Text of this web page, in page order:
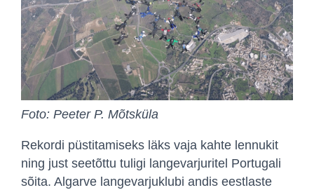
Foto: Peeter P. Mõtsküla
Rekordi püstitamiseks läks vaja kahte lennukit
ning just seetõttu tuligi langevarjuritel Portugali
sõita. Algarve langevarjuklubi andis eestlaste